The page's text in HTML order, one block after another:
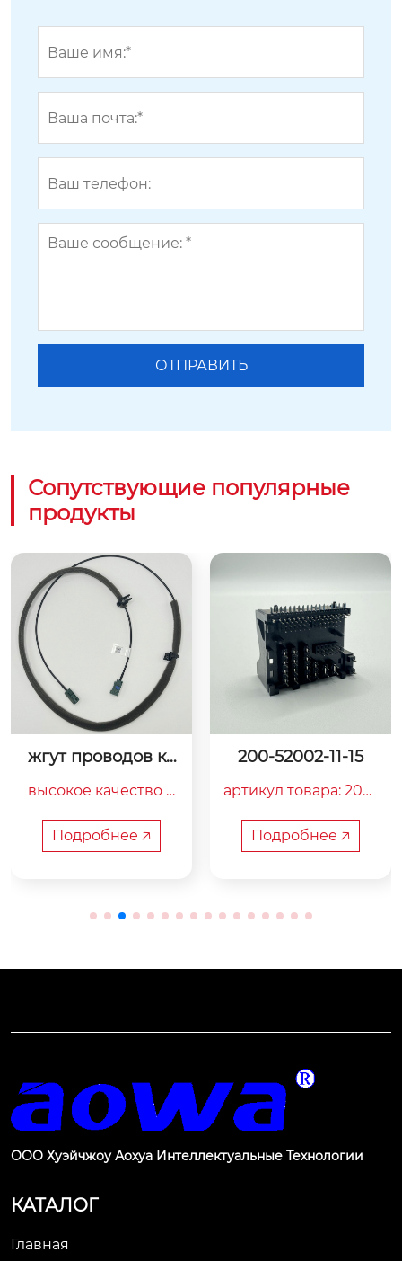
Сопутствующие популярные
продукты
жгут проводов ка
высокое качество п
пользование качест
венных проводнико
кокачественную пе
Подробнее 🡥
200-52002-11-15
артикул товара: 200-
название продукта:
52-контактный iso-ч
в питания
Подробнее 🡥
ООО Хуэйчжоу Аохуа Интеллектуальные Технологии
КАТАЛОГ
Главная